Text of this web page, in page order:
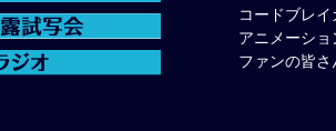
コードブレ
アニメーシ
ファンの皆